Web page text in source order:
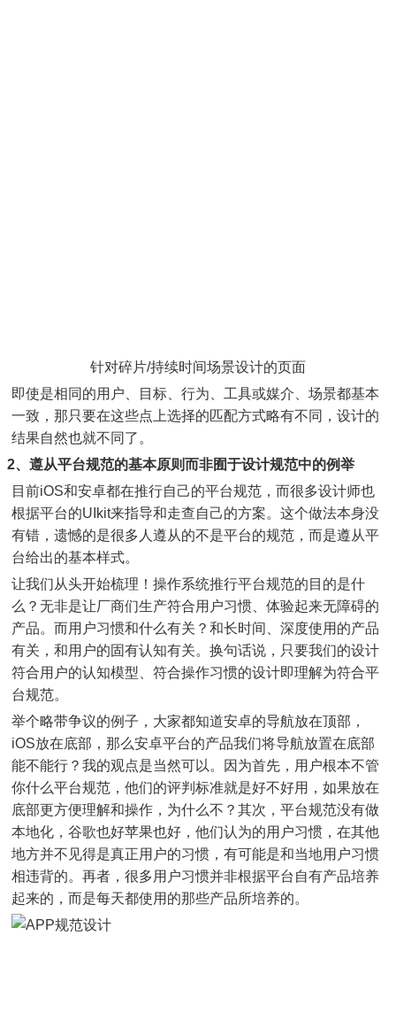
针对碎片/持续时间场景设计的页面
即使是相同的用户、目标、行为、工具或媒介、场景都基本
一致，那只要在这些点上选择的匹配方式略有不同，设计的
结果自然也就不同了。
2、遵从平台规范的基本原则而非囿于设计规范中的例举
目前iOS和安卓都在推行自己的平台规范，而很多设计师也
根据平台的UIkit来指导和走查自己的方案。这个做法本身没
有错，遗憾的是很多人遵从的不是平台的规范，而是遵从平
台给出的基本样式。
让我们从头开始梳理！操作系统推行平台规范的目的是什
么？无非是让厂商们生产符合用户习惯、体验起来无障碍的
产品。而用户习惯和什么有关？和长时间、深度使用的产品
有关，和用户的固有认知有关。换句话说，只要我们的设计
符合用户的认知模型、符合操作习惯的设计即理解为符合平
台规范。
举个略带争议的例子，大家都知道安卓的导航放在顶部，
iOS放在底部，那么安卓平台的产品我们将导航放置在底部
能不能行？我的观点是当然可以。因为首先，用户根本不管
你什么平台规范，他们的评判标准就是好不好用，如果放在
底部更方便理解和操作，为什么不？其次，平台规范没有做
本地化，谷歌也好苹果也好，他们认为的用户习惯，在其他
地方并不见得是真正用户的习惯，有可能是和当地用户习惯
相违背的。再者，很多用户习惯并非根据平台自有产品培养
起来的，而是每天都使用的那些产品所培养的。